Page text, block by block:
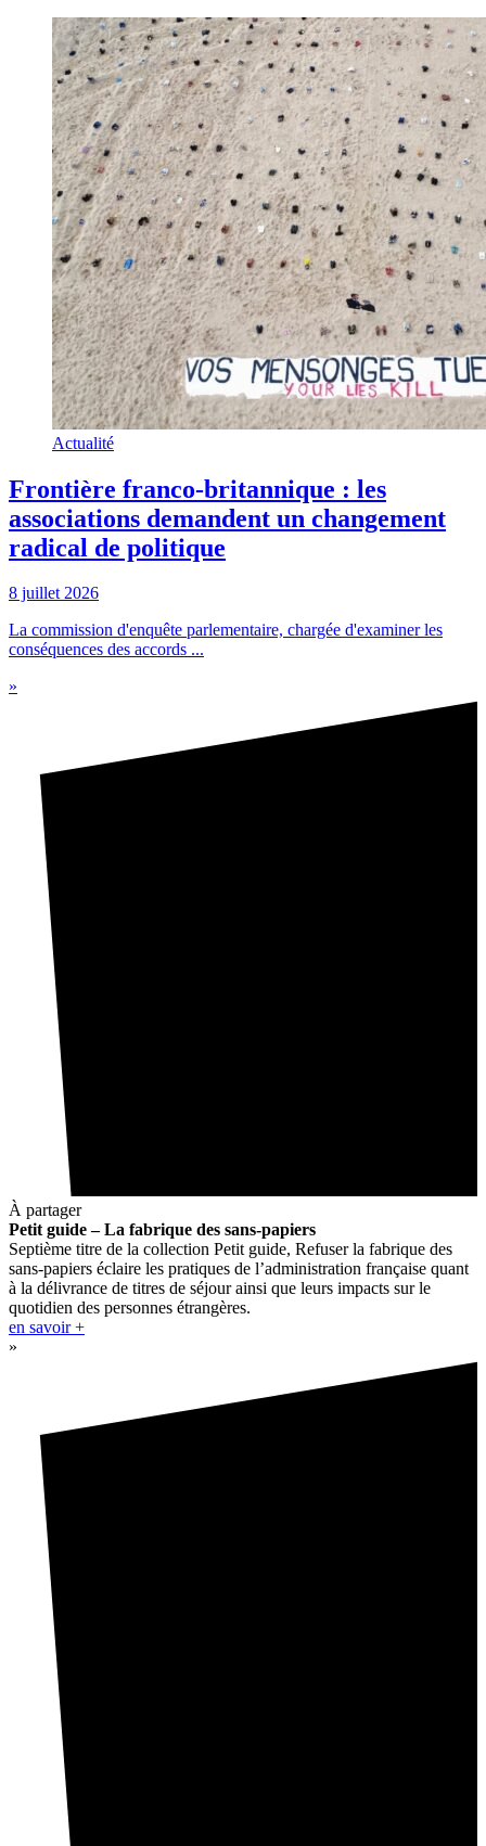
Actualité
Frontière franco-britannique : les
associations demandent un changement
radical de politique
8 juillet 2026
La commission d'enquête parlementaire, chargée d'examiner les
conséquences des accords ...
»
À partager
Petit guide – La fabrique des sans-papiers
Septième titre de la collection Petit guide, Refuser la fabrique des
sans-papiers éclaire les pratiques de l’administration française quant
à la délivrance de titres de séjour ainsi que leurs impacts sur le
quotidien des personnes étrangères.
en savoir +
»